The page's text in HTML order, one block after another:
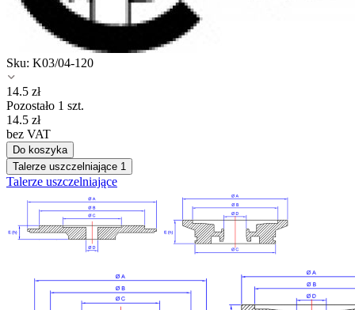
Sku: K03/04-120
14.5 zł
Pozostało 1 szt.
14.5 zł
bez VAT
Do koszyka
Talerze uszczelniające 1
Talerze uszczelniające